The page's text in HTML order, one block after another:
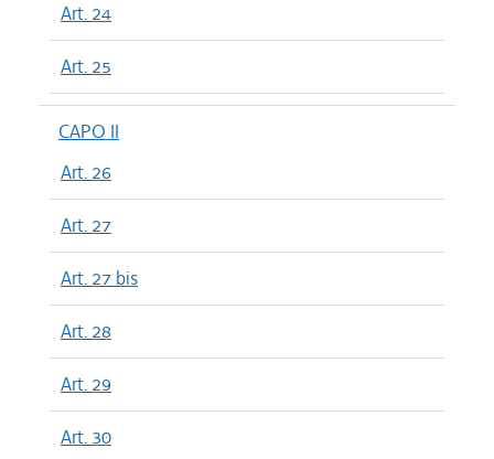
Art. 24
Art. 25
CAPO II
Art. 26
Art. 27
Art. 27 bis
Art. 28
Art. 29
Art. 30